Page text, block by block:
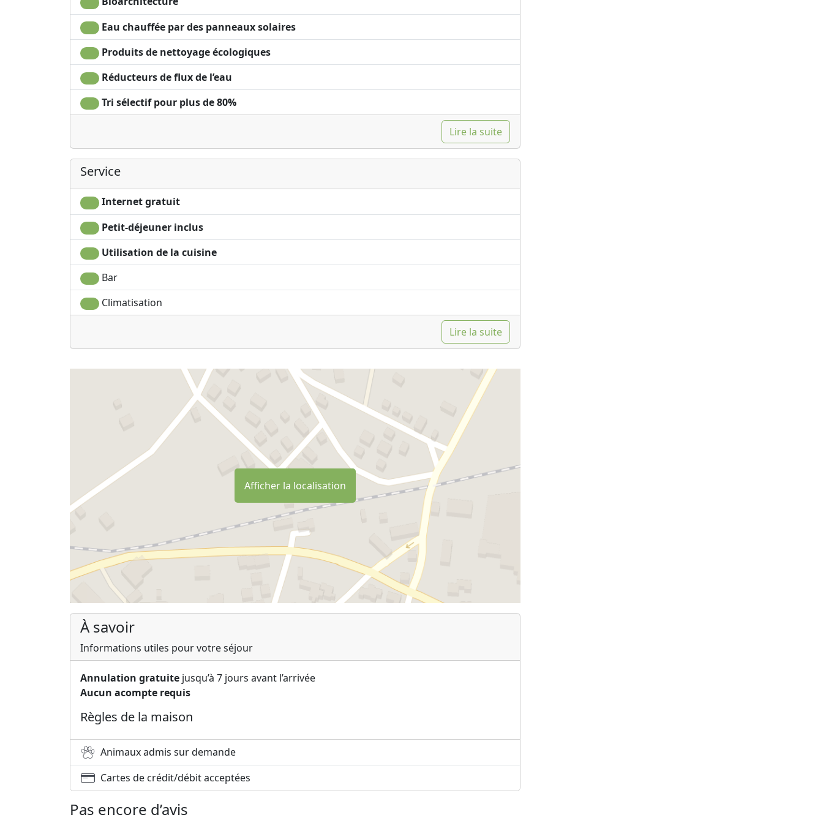
Eau chauffée par des panneaux solaires
Produits de nettoyage écologiques
Réducteurs de flux de l’eau
Tri sélectif pour plus de 80%
Lire la suite
Service
Internet gratuit
Petit-déjeuner inclus
Utilisation de la cuisine
Bar
Climatisation
Lire la suite
Afficher la localisation
À savoir
Informations utiles pour votre séjour
Annulation gratuite jusqu’à 7 jours avant l’arrivée
Aucun acompte requis
Règles de la maison
Animaux admis sur demande
Cartes de crédit/débit acceptées
Pas encore d’avis